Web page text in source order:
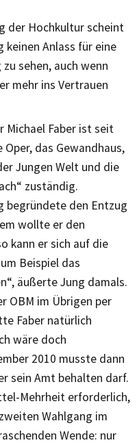
der Hochkultur scheint
keinen Anlass für eine
sehen, auch wenn
mehr ins Vertrauen
Michael Faber ist seit
das Gewandhaus,
Jungen Welt und die
zuständig.
begründete den Entzug
wollte er den
kann er sich auf die
Beispiel das
äußerte Jung damals.
OBM im Übrigen per
Faber natürlich
wäre doch
2010 musste dann
sein Amt behalten darf.
Mehrheit erforderlich,
Wahlgang im
Wende: nur